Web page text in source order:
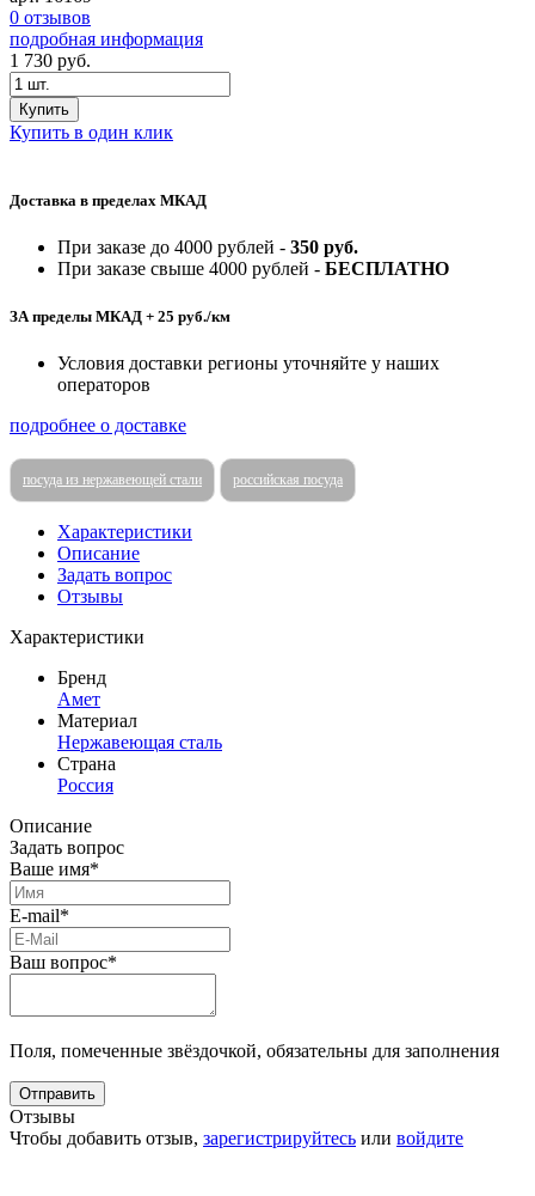
0 отзывов
подробная информация
1 730 руб.
Купить
Купить в один клик
Доставка в пределах МКАД
При заказе до 4000 рублей - 350 руб.
При заказе свыше 4000 рублей - БЕСПЛАТНО
ЗА пределы МКАД + 25 руб./км
Условия доставки регионы уточняйте у наших
операторов
подробнее о доставке
посуда из нержавеющей стали российская посуда
Характеристики
Описание
Задать вопрос
Отзывы
Характеристики
Бренд
Амет
Материал
Нержавеющая сталь
Страна
Россия
Описание
Задать вопрос
Ваше имя*
E-mail*
Ваш вопрос*
Поля, помеченные звёздочкой, обязательны для заполнения
Отзывы
Чтобы добавить отзыв, зарегистрируйтесь или войдите